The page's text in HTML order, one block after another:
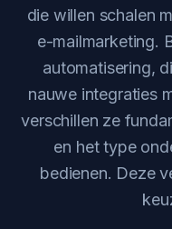
die willen schalen
e-mailmarketing.
automatisering,
nauwe integraties
verschillen ze
en het type
bedienen. Deze